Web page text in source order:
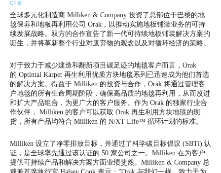
全球多元化制造商 Milliken & Company 投资了总部位于巴黎的地
毯保养和地板再利用公司 Orak，以推动实施地板铺装业务的可持
续发展战略。双方的合作宣告了新一代可持续地板铺装解决方案的
诞生，并将革新整个行业对废弃物的观念以及对循环经济的策略。
对于致力于减少建造和翻新项目碳足迹的地毯客户而言，Orak
的 Optimal Karpet 再生利用优质方块地毯系列已迅速成为他们首选
的解决方案。得益于 Milliken 的投资与合作，Orak 将通过管理客
户地毯的所有生命周期阶段，确保高品质的地毯再利用，从而改进
和扩大产品组合，为更广大的客户服务。作为 Orak 的独家行业合
作伙伴， Milliken 的客户可以获取 Orak 再生利用方块地毯的现
货，所有产品均符合 Milliken 的 N/XT Life™ 循环计划的标准。
Milliken 设立了净零排放目标，并通过了科学碳目标倡议 (SBTi) 认
证，是全球率先通过该认证的 50 家公司之一。Milliken 在为客户
提供可持续产品和解决方案方面业绩斐然。Milliken & Company 总